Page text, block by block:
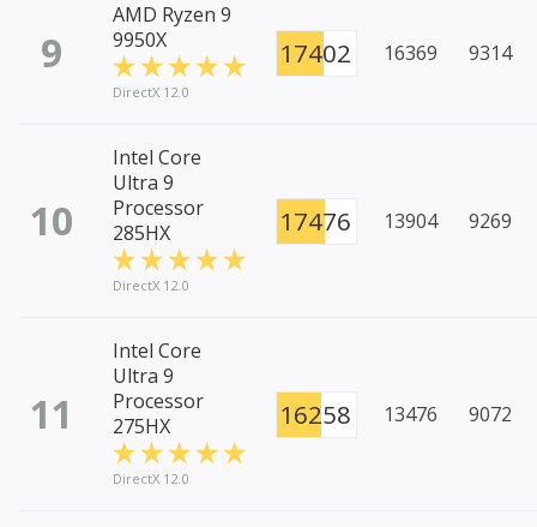
9
AMD Ryzen 9
9950X
DirectX 12.0
17402 16369 9314
10
Intel Core
Ultra 9
Processor
285HX
DirectX 12.0
17476 13904 9269
11
Intel Core
Ultra 9
Processor
275HX
DirectX 12.0
16258 13476 9072